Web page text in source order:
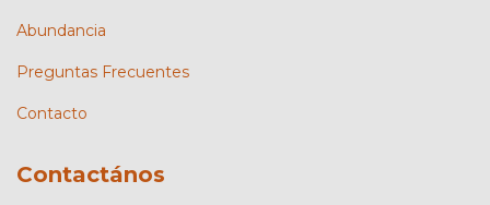
Abundancia
Preguntas Frecuentes
Contacto
Contactános